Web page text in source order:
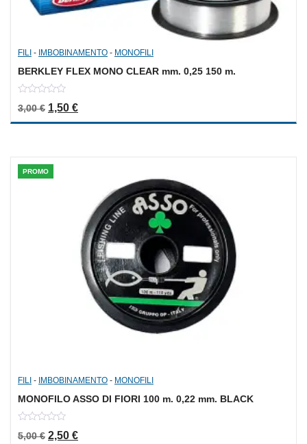
FILI - IMBOBINAMENTO - MONOFILI
BERKLEY FLEX MONO CLEAR mm. 0,25 150 m.
out
of
3,00€ Il prezzo originale era: 3,00 €.
1,50 €Il prezzo attuale è: 1,50 €.
PROMO
FILI - IMBOBINAMENTO - MONOFILI
MONOFILO ASSO DI FIORI 100 m. 0,22 mm. BLACK
out
5,00€ Il prezzo originale era: 5,00 €.
2,50 €Il prezzo attuale è: 2,50 €.